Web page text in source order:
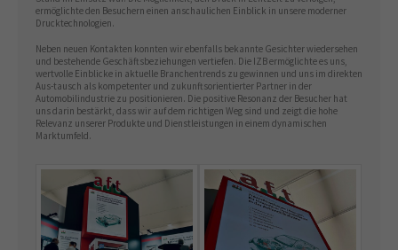
About us
Lorem ipsum dolor sit amet, consectetuer
adipiscing elit.
Aenean commodo ligula eget dolor. Aenean massa. Cum
sociis natoque penatibus et magnis dis parturient
ultricies nec.
ermöglichte den Besuchern einen anschaulichen Einblick in unsere moderner
Drucktechnologien.
Neben neuen Kontakten konnten wir ebenfalls bekannte Gesichter wiedersehen
und bestehende Geschäftsbeziehungen vertiefen. Die IZB ermöglichte es uns,
wertvolle Einblicke in aktuelle Branchentrends zu gewinnen und uns im direkten
Aus-tausch als kompetenter und zukunftsorientierter Partner in der
Automobilindustrie zu positionieren. Die positive Resonanz der Besucher hat
uns darin bestärkt, dass wir auf dem richtigen Weg sind und zeigt die hohe
Relevanz unserer Produkte und Dienstleistungen in einem dynamischen
Marktumfeld.